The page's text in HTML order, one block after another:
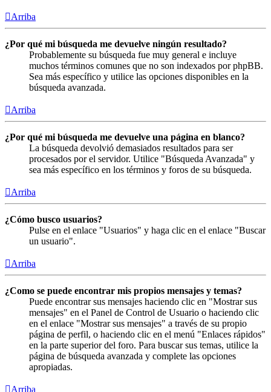
Arriba
¿Por qué mi búsqueda me devuelve ningún resultado?
Probablemente su búsqueda fue muy general e incluye
muchos términos comunes que no son indexados por phpBB.
Sea más específico y utilice las opciones disponibles en la
búsqueda avanzada.
Arriba
¿Por qué mi búsqueda me devuelve una página en blanco?
La búsqueda devolvió demasiados resultados para ser
procesados por el servidor. Utilice "Búsqueda Avanzada" y
sea más específico en los términos y foros de su búsqueda.
Arriba
¿Cómo busco usuarios?
Pulse en el enlace "Usuarios" y haga clic en el enlace "Buscar
un usuario".
Arriba
¿Como se puede encontrar mis propios mensajes y temas?
Puede encontrar sus mensajes haciendo clic en "Mostrar sus
mensajes" en el Panel de Control de Usuario o haciendo clic
en el enlace "Mostrar sus mensajes" a través de su propio
página de perfil, o haciendo clic en el menú "Enlaces rápidos"
en la parte superior del foro. Para buscar sus temas, utilice la
página de búsqueda avanzada y complete las opciones
apropiadas.
Arriba